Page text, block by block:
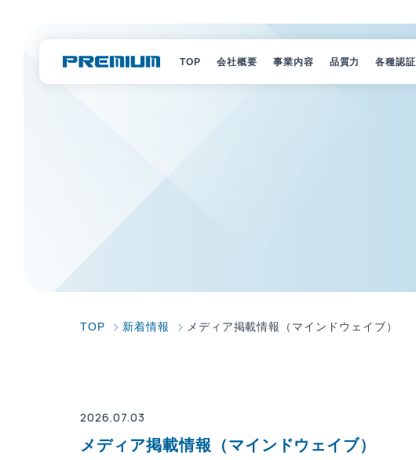
TOP 会社概要 事業内容 品質力 各種認証
TOP 新着情報 メディア掲載情報（マインドウェイブ）
2026.07.03
メディア掲載情報（マインドウェイブ）